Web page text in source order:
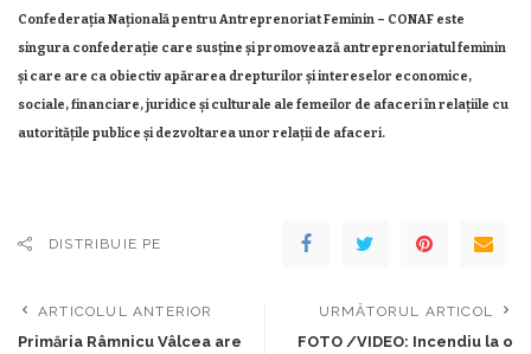
Confederaţia Națională pentru Antreprenoriat Feminin – CONAF este
singura confederație care susține și promovează antreprenoriatul feminin
și care are ca obiectiv apărarea drepturilor şi intereselor economice,
sociale, financiare, juridice și culturale ale femeilor de afaceri în relaţiile cu
autoritățile publice şi dezvoltarea unor relaţii de afaceri.
DISTRIBUIE PE
ARTICOLUL ANTERIOR
Primăria Râmnicu Vâlcea are
URMĂTORUL ARTICOL
FOTO /VIDEO: Incendiu la o